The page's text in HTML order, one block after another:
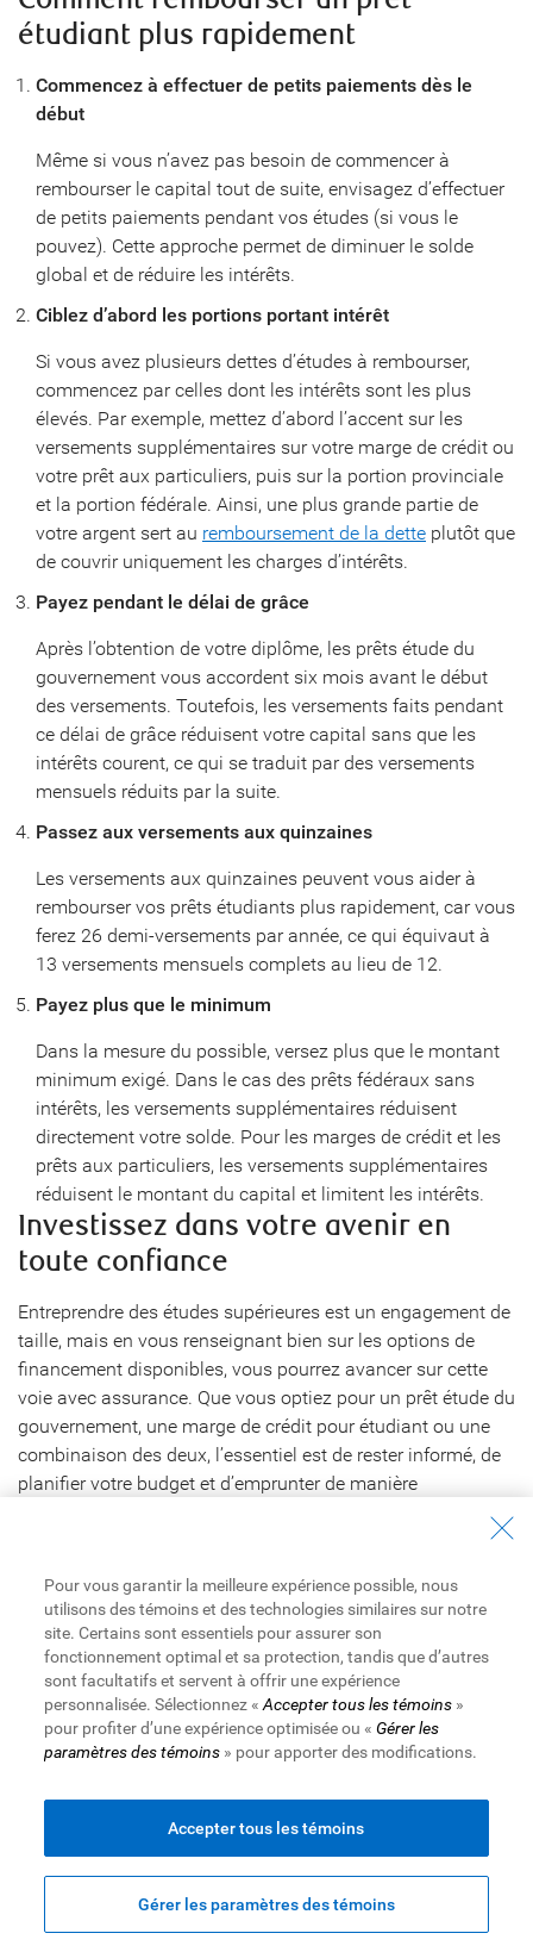
étudiant plus rapidement
Commencez à effectuer de petits paiements dès le
début
Même si vous n’avez pas besoin de commencer à
rembourser le capital tout de suite, envisagez d’effectuer
de petits paiements pendant vos études (si vous le
pouvez). Cette approche permet de diminuer le solde
global et de réduire les intérêts.
Ciblez d’abord les portions portant intérêt
Si vous avez plusieurs dettes d’études à rembourser,
commencez par celles dont les intérêts sont les plus
élevés. Par exemple, mettez d’abord l’accent sur les
versements supplémentaires sur votre marge de crédit ou
votre prêt aux particuliers, puis sur la portion provinciale
et la portion fédérale. Ainsi, une plus grande partie de
votre argent sert au remboursement de la dette plutôt que
de couvrir uniquement les charges d’intérêts.
Payez pendant le délai de grâce
Après l’obtention de votre diplôme, les prêts étude du
gouvernement vous accordent six mois avant le début
des versements. Toutefois, les versements faits pendant
ce délai de grâce réduisent votre capital sans que les
intérêts courent, ce qui se traduit par des versements
mensuels réduits par la suite.
Passez aux versements aux quinzaines
Les versements aux quinzaines peuvent vous aider à
rembourser vos prêts étudiants plus rapidement, car vous
ferez 26 demi-versements par année, ce qui équivaut à
13 versements mensuels complets au lieu de 12.
Payez plus que le minimum
Dans la mesure du possible, versez plus que le montant
minimum exigé. Dans le cas des prêts fédéraux sans
intérêts, les versements supplémentaires réduisent
directement votre solde. Pour les marges de crédit et les
prêts aux particuliers, les versements supplémentaires
réduisent le montant du capital et limitent les intérêts.
Investissez dans votre avenir en
toute confiance
Entreprendre des études supérieures est un engagement de
taille, mais en vous renseignant bien sur les options de
financement disponibles, vous pourrez avancer sur cette
voie avec assurance. Que vous optiez pour un prêt étude du
gouvernement, une marge de crédit pour étudiant ou une
combinaison des deux, l’essentiel est de rester informé, de
planifier votre budget et d’emprunter de manière
FAQ sur les prêts et
les marges de crédit
pour étudiant au
Canada
L’obtention d’un prêt étudiant a-t-elle une
incidence sur ma cote de solvabilité ?
Oui, les prêts étudiants peuvent avoir une
Pour vous garantir la meilleure expérience possible, nous
utilisons des témoins et des technologies similaires sur notre
site. Certains sont essentiels pour assurer son
fonctionnement optimal et sa protection, tandis que d’autres
sont facultatifs et servent à offrir une expérience
personnalisée. Sélectionnez « Accepter tous les témoins»
pour profiter d’une expérience optimisée ou « Gérer les
paramètres des témoins» pour apporter des modifications.
Gérer les paramètres des témoins
Accepter tous les témoins